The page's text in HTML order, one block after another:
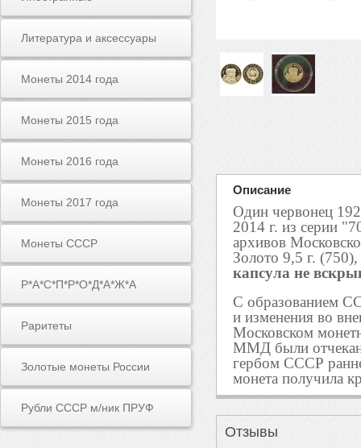
Литература и аксессуары
Монеты 2014 года
Монеты 2015 года
Монеты 2016 года
Монеты 2017 года
Монеты СССР
Р*А*С*П*Р*О*Д*А*Ж*А
Раритеты
Золотые монеты России
Рубли СССР м/ник ПРУФ
Описание
Один червонец
2014 г. из серии
архивов
Золото 9,5 г.
капсула не
С образованием
и изменения во
Московском
ММД были
гербом СССР
монета
Отзывы